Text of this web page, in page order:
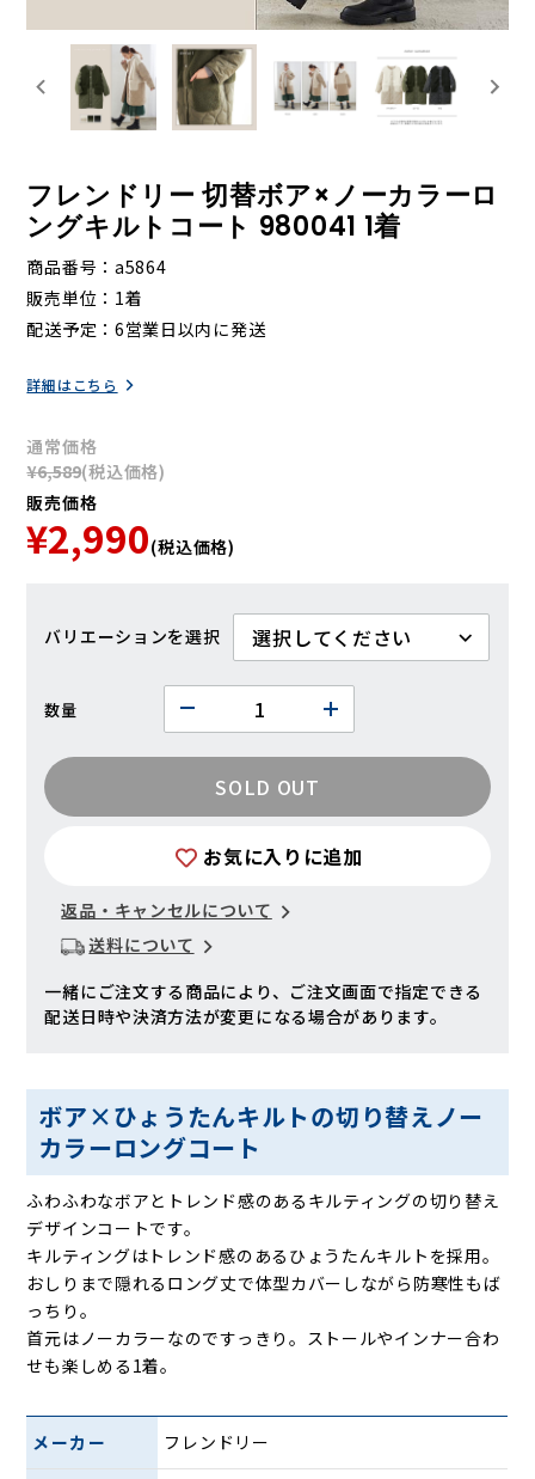
フレンドリー 切替ボア×ノーカラーロ
ングキルトコート 980041 1着
商品番号
a5864
販売単位
1着
配送予定
6営業日以内に発送
詳細はこちら
通常価格
¥6,589(税込価格)
販売価格
¥2,990(税込価格)
バリエーション
数量
SOLD OUT
お気に入りに追加
返品・キャンセルについて
送料について
一緒にご注文する商品により、ご注文画面で指定できる
配送日時や決済方法が変更になる場合があります。
ボア×ひょうたんキルトの切り替えノー
カラーロングコート
ふわふわなボアとトレンド感のあるキルティングの切り替え
デザインコートです。
キルティングはトレンド感のあるひょうたんキルトを採用。
おしりまで隠れるロング丈で体型カバーしながら防寒性もば
っちり。
首元はノーカラーなのですっきり。ストールやインナー合わ
せも楽しめる1着。
メーカー フレンドリー